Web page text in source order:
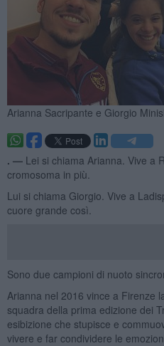
Arianna Sacripante e Giorgio
. — Lei si chiama Arianna. Vive a
cromosoma in più.
Lui si chiama Giorgio. Vive a
cuore grande così.
Sono due campioni di nuoto
Arianna nel 2016 vince a Firenze
squadra della prima edizione dei
esibizione che stupisce e
vivere e far condividere le